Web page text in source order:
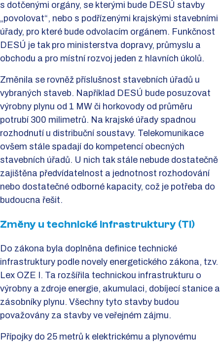
s dotčenými orgány, se kterými bude DESÚ stavby
„povolovat“, nebo s podřízenými krajskými stavebními
úřady, pro které bude odvolacím orgánem. Funkčnost
DESÚ je tak pro ministerstva dopravy, průmyslu a
obchodu a pro místní rozvoj jeden z hlavních úkolů.
Změnila se rovněž příslušnost stavebních úřadů u
vybraných staveb. Například DESÚ bude posuzovat
výrobny plynu od 1 MW či horkovody od průměru
potrubí 300 milimetrů. Na krajské úřady spadnou
rozhodnutí u distribuční soustavy. Telekomunikace
ovšem stále spadají do kompetencí obecných
stavebních úřadů. U nich tak stále nebude dostatečně
zajištěna předvídatelnost a jednotnost rozhodování
nebo dostatečné odborné kapacity, což je potřeba do
budoucna řešit.
Změny u technické infrastruktury (TI)
Do zákona byla doplněna definice technické
infrastruktury podle novely energetického zákona, tzv.
Lex OZE I. Ta rozšířila technickou infrastrukturu o
výrobny a zdroje energie, akumulaci, dobíjecí stanice a
zásobníky plynu. Všechny tyto stavby budou
považovány za stavby ve veřejném zájmu.
Přípojky do 25 metrů k elektrickému a plynovému